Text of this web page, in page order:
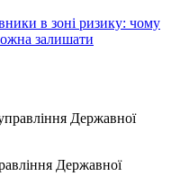
в зоні ризику: чому
залишати
Державної